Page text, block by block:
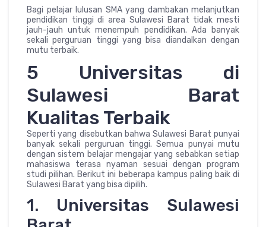
Bagi pelajar lulusan SMA yang dambakan melanjutkan
pendidikan tinggi di area Sulawesi Barat tidak mesti
jauh-jauh untuk menempuh pendidikan. Ada banyak
sekali perguruan tinggi yang bisa diandalkan dengan
mutu terbaik.
5 Universitas di
Sulawesi Barat
Kualitas Terbaik
Seperti yang disebutkan bahwa Sulawesi Barat punyai
banyak sekali perguruan tinggi. Semua punyai mutu
dengan sistem belajar mengajar yang sebabkan setiap
mahasiswa terasa nyaman sesuai dengan program
studi pilihan. Berikut ini beberapa kampus paling baik di
Sulawesi Barat yang bisa dipilih.
1. Universitas Sulawesi